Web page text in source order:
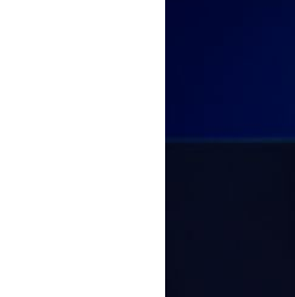
서울 낮 37.9도, 올
[속보]종합특검, 대
[속보]코스피,
[속보]원·달러 환
"여기 떨어졌다"…
손흥민, 5경기 연속
내일까지 39도 '펄